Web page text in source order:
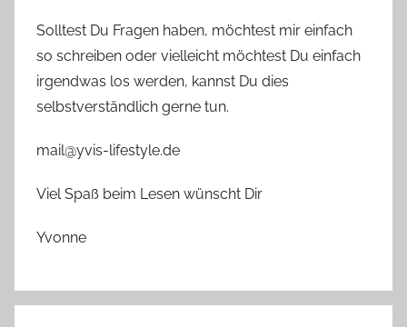
Solltest Du Fragen haben, möchtest mir einfach
so schreiben oder vielleicht möchtest Du einfach
irgendwas los werden, kannst Du dies
selbstverständlich gerne tun.
mail@yvis-lifestyle.de
Viel Spaß beim Lesen wünscht Dir
Yvonne